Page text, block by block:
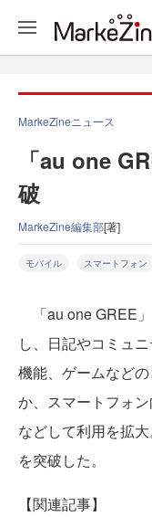
MarkeZineニュース
「au one
破
MarkeZine編集部[著]
モバイル スマートフォン
「au one GREE
し、日記やコミュ
機能、ゲームなど
か、スマートフォ
などして利用を拡
を突破した。
【関連記事】